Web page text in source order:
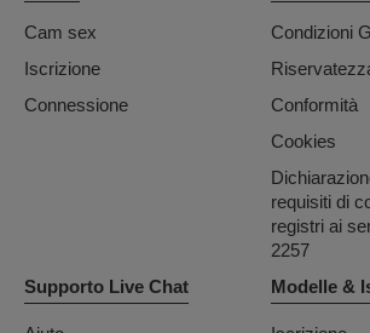
Cam sex
Iscrizione
Connessione
Condizioni
Conformità
Cookies
requisiti di
registri ai
2257
Supporto Live Chat
Modelle &